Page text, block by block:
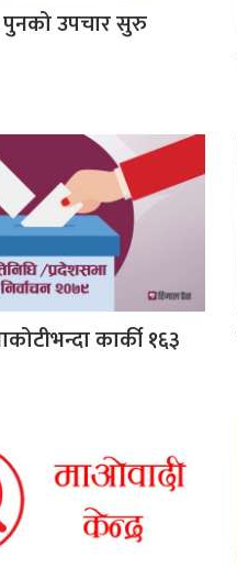
पुनको उपचार सुरु
कार्की १६३